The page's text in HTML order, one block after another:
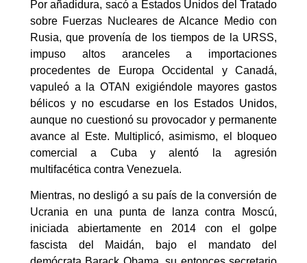
Por añadidura, sacó a Estados Unidos del Tratado
sobre Fuerzas Nucleares de Alcance Medio con
Rusia, que provenía de los tiempos de la URSS,
impuso altos aranceles a importaciones
procedentes de Europa Occidental y Canadá,
vapuleó a la OTAN exigiéndole mayores gastos
bélicos y no escudarse en los Estados Unidos,
aunque no cuestionó su provocador y permanente
avance al Este. Multiplicó, asimismo, el bloqueo
comercial a Cuba y alentó la agresión
multifacética contra Venezuela.
Mientras, no desligó a su país de la conversión de
Ucrania en una punta de lanza contra Moscú,
iniciada abiertamente en 2014 con el golpe
fascista del Maidán, bajo el mandato del